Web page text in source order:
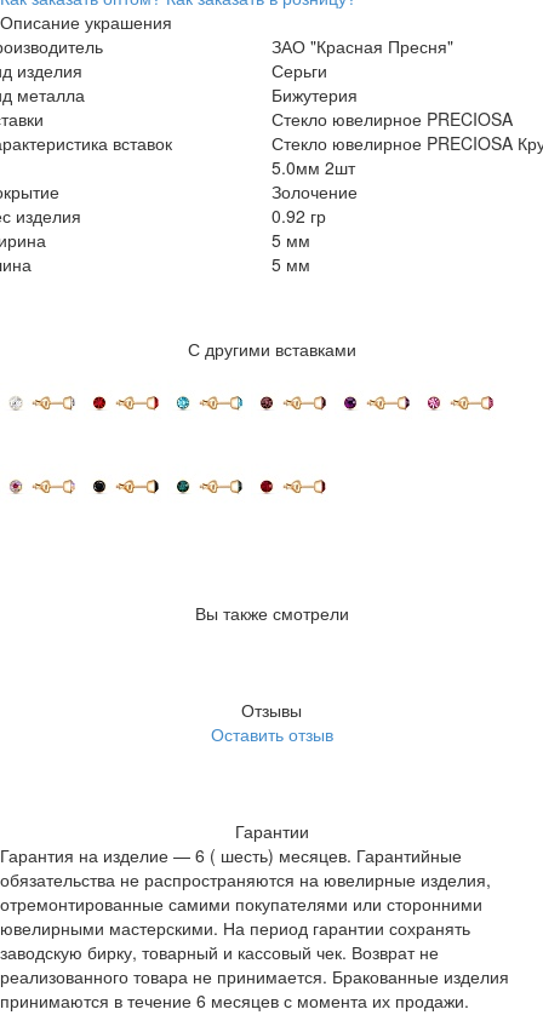
Описание украшения
ЗАО "Красная Пресня"
изделия
Серьги
металла
Бижутерия
Стекло ювелирное PRECIOSA
вставок
Стекло ювелирное PRECIOSA
5.0мм 2шт
Золочение
изделия
0.92 гр
5 мм
5 мм
С другими вставками
Вы также смотрели
Отзывы
Оставить отзыв
Гарантии
Гарантия на изделие — 6 ( шесть) месяцев. Гарантийные
обязательства не распространяются на ювелирные изделия,
отремонтированные самими покупателями или сторонними
ювелирными мастерскими. На период гарантии сохранять
заводскую бирку, товарный и кассовый чек. Возврат не
реализованного товара не принимается. Бракованные изделия
принимаются в течение 6 месяцев с момента их продажи.